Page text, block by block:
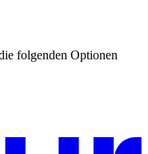
folgenden Optionen